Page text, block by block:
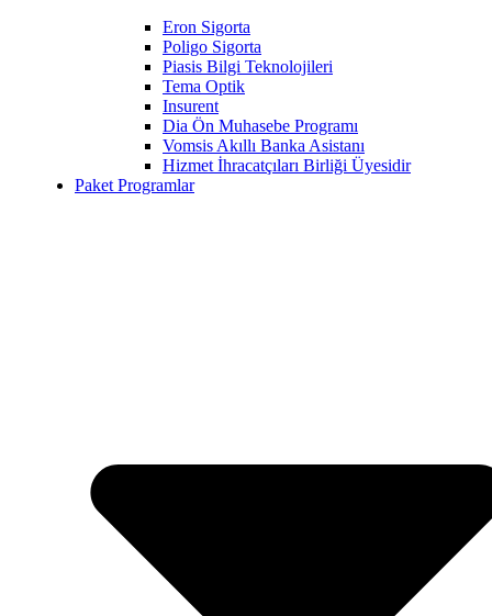
Eron Sigorta
Poligo Sigorta
Piasis Bilgi Teknolojileri
Tema Optik
Insurent
Dia Ön Muhasebe Programı
Vomsis Akıllı Banka Asistanı
Hizmet İhracatçıları Birliği Üyesidir
Paket Programlar